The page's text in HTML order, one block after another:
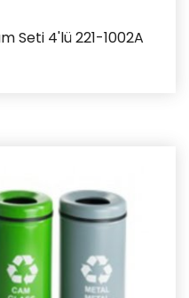
Seti 4'lü 221-1002A